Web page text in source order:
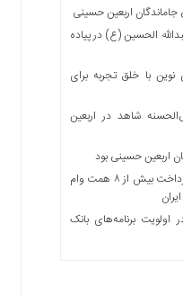
اربعین حسینی
از عاشقان اباعبدالله الحسین (ع) در پیاده
نوین با خلق تجربه برای
شاهد در اربعین
اربعین حسینی بود
در چهار ماه نخست ۱۴۰۵ رقم خورد؛ پرداخت بیش از ۸ همت وام
برنامه‌های بانک